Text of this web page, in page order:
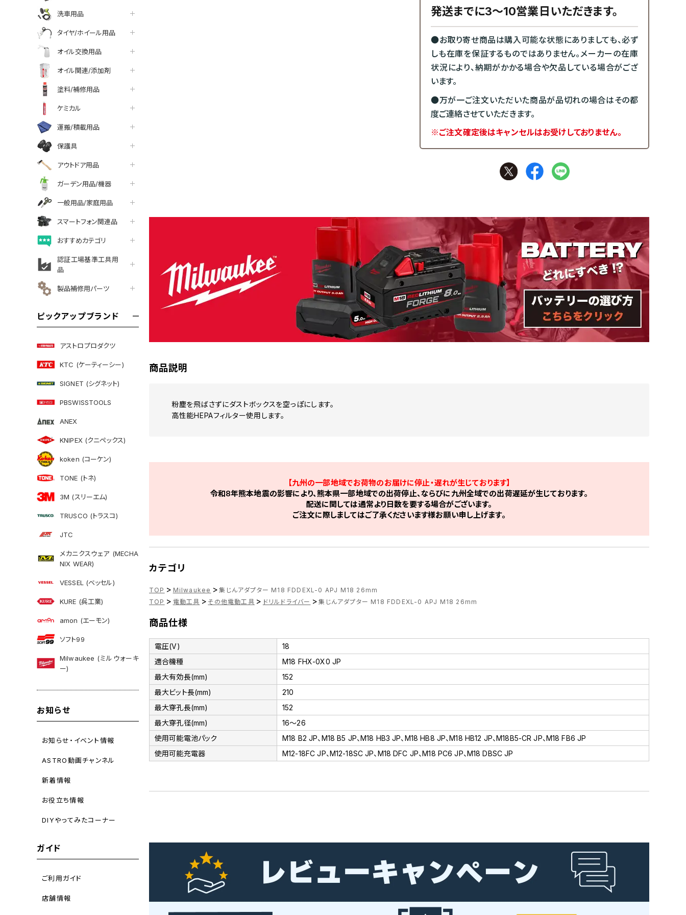
洗車用品
タイヤ/ホイール用品
オイル交換用品
オイル関連/添加剤
塗料/補修用品
ケミカル
運搬/積載用品
保護具
アウトドア用品
ガーデン用品/機器
一般用品/家庭用品
スマートフォン関連品
おすすめカテゴリ
認証工場基準工具用
品
製品補修用パーツ
ピックアップブランド
アストロプロダクツ
KTC (ケーティーシー)
SIGNET (シグネット)
PBSWISSTOOLS
ANEX
KNIPEX (クニペックス)
koken (コーケン)
TONE (トネ)
3M (スリーエム)
TRUSCO (トラスコ)
JTC
メカニクスウェア (MECHA
NIX WEAR)
VESSEL (ベッセル)
KURE (呉工業)
amon (エーモン)
ソフト99
Milwaukee (ミルウォーキ
ー)
お知らせ
お知らせ・イベント情報
ASTRO動画チャンネル
新着情報
お役立ち情報
DIYやってみたコーナー
ガイド
ご利用ガイド
店舗情報
発送までに3～10営業日いただきます。
●お取り寄せ商品は購入可能な状態にありましても、必ず
しも在庫を保証するものではありません。メーカーの在庫
状況により、納期がかかる場合や欠品している場合がござ
います。
●万が一ご注文いただいた商品が品切れの場合はその都
度ご連絡させていただきます。
※ご注文確定後はキャンセルはお受けしておりません。
facebook
line
商品説明
粉塵を飛ばさずにダストボックスを空っぽにします。
高性能HEPAフィルター使用します。
【九州の一部地域でお荷物のお届けに停止・遅れが生じております】
令和8年熊本地震の影響により、熊本県一部地域での出荷停止、ならびに九州全域での出荷遅延が生じております。
配送に関しては通常より日数を要する場合がございます。
ご注文に際しましてはご了承くださいます様お願い申し上げます。
カテゴリ
TOP > Milwaukee > 集じんアダプター M18 FDDEXL-0 APJ M18 26mm
TOP > 電動工具 > その他電動工具 > ドリルドライバー > 集じんアダプター M18 FDDEXL-0 APJ M18 26mm
商品仕様
電圧(V)
18
適合機種
M18 FHX-0X0 JP
最大有効長(mm)
152
最大ビット長(mm)
210
最大穿孔長(mm)
152
最大穿孔径(mm)
16～26
使用可能電池パック
M18 B2 JP、M18 B5 JP、M18 HB3 JP、M18 HB8 JP、M18 HB12 JP、M18B5-CR JP、M18 FB6 JP
使用可能充電器
M12-18FC JP、M12-18SC JP、M18 DFC JP、M18 PC6 JP、M18 DBSC JP